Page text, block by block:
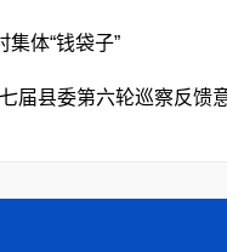
集体“钱袋子”
届县委第六轮巡察反馈